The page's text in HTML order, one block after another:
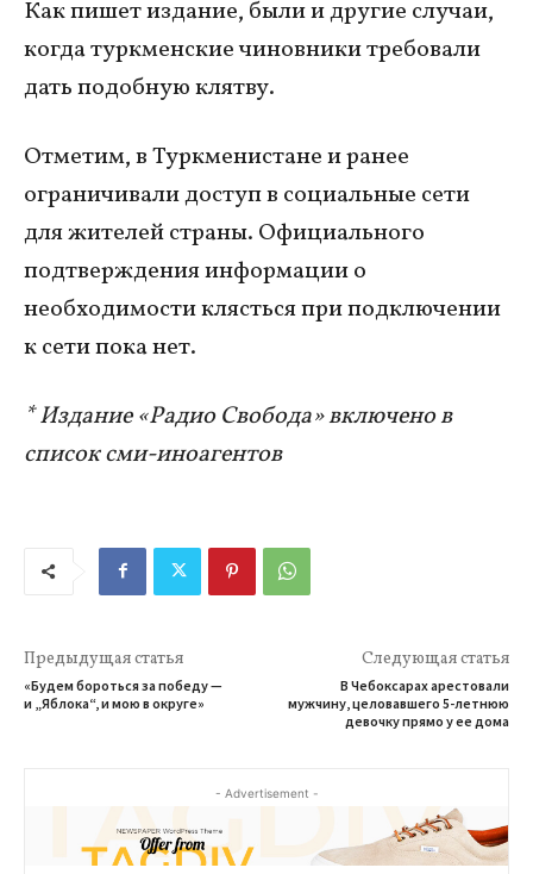
Как пишет издание, были и другие случаи,
когда туркменские чиновники требовали
дать подобную клятву.
Отметим, в Туркменистане и ранее
ограничивали доступ в социальные сети
для жителей страны. Официального
подтверждения информации о
необходимости клясться при подключении
к сети пока нет.
* Издание «Радио Свобода» включено в
список сми-иноагентов
Предыдущая статья
«Будем бороться за победу —
и „Яблока“, и мою в округе»
Следующая статья
В Чебоксарах арестовали
мужчину, целовавшего 5-летнюю
девочку прямо у ее дома
- Advertisement -